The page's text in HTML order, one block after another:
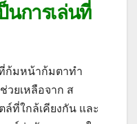
นการเล่นที่
ก้มหน้าก้มตาทํา
วยเหลือจาก ส
ล์ที่ใกล้เคียงกัน และ